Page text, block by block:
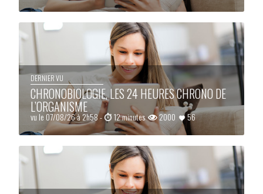
DERNIER VU
CHRONOBIOLOGIE, LES 24 HEURES CHRONO DE
L’ORGANISME
vu le 07/08/26 à 2h58 - 12 minutes 2000 56